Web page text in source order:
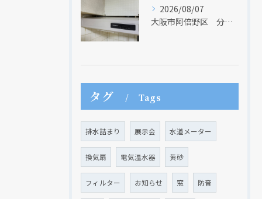
2026/08/07
大阪市阿倍野区 分譲マンションのレンジフード取替リフォーム工事 タカラスタンダード
タグ Tags
排水詰まり 展示会 水道メーター
換気扇 電気温水器 黄砂
フィルター お知らせ 窓 防音